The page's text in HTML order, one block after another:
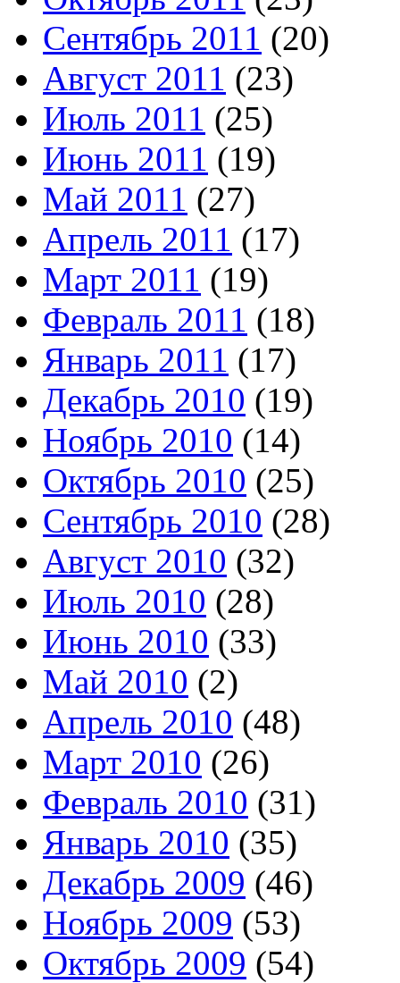
Сентябрь 2011 (20)
Август 2011 (23)
Июль 2011 (25)
Июнь 2011 (19)
Май 2011 (27)
Апрель 2011 (17)
Март 2011 (19)
Февраль 2011 (18)
Январь 2011 (17)
Декабрь 2010 (19)
Ноябрь 2010 (14)
Октябрь 2010 (25)
Сентябрь 2010 (28)
Август 2010 (32)
Июль 2010 (28)
Июнь 2010 (33)
Май 2010 (2)
Апрель 2010 (48)
Март 2010 (26)
Февраль 2010 (31)
Январь 2010 (35)
Декабрь 2009 (46)
Ноябрь 2009 (53)
Октябрь 2009 (54)